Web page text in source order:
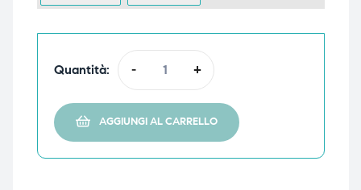
Quantità: - +
AGGIUNGI AL CARRELLO